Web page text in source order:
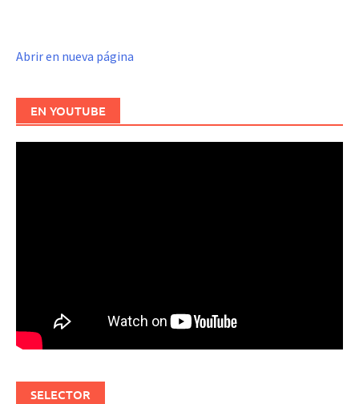
Abrir en nueva página
EN YOUTUBE
SELECTOR